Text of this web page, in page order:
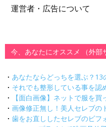
運営者・広告について
今、あなたにオススメ （外部
・ あなたならどっちを選ぶ？13
・ それでも整形している事を認
・
【面白画像】ネットで服を買
・ 画像修正無し！美人セレブの
・ 歯をお直ししたセレブのビフ